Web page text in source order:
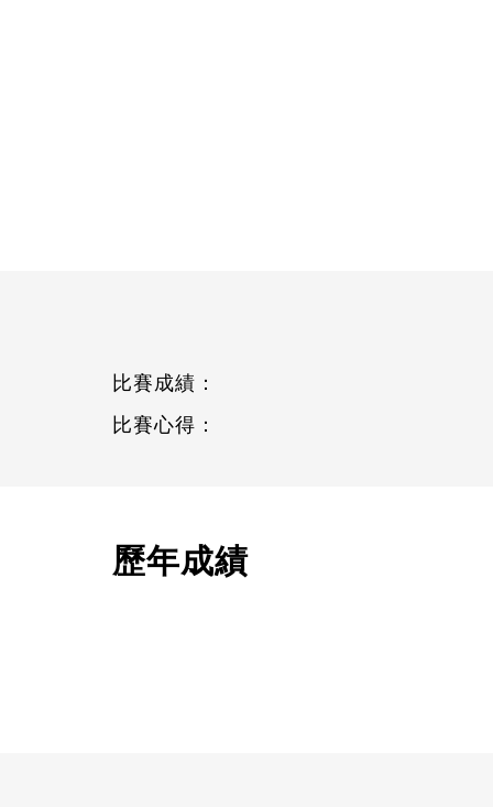
比賽成績：
比賽心得：
歷年成績